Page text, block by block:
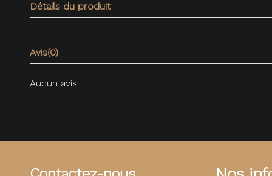
Détails du produit
Avis(0)
Aucun avis